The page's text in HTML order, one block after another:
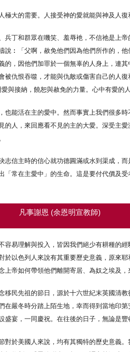
極大的需要。人接受神的愛就能與神及人
兵丁和群眾在嘰笑、羞辱衪，不信祂是上
說︰「父啊，赦免他們因為他們所作的，
的，因他們加罪於一個無辜的人身上，連
被仇恨吞噬，才能與仇敵或傷害自己的人
與接納，饒恕與赦免的力量。心中有愛
也能活在主的愛中。然而事實上我們很多
的人，來回應看不見的主的大愛。深受主
志信主時的信心就功德圓滿或水到渠成，
「常在主愛中」的生命。這是要付代價及
凡事謝恩 (余恩明宣教師)
容易理解與投入，皆因我們絕少有耕種的
於以色列人來說有其重要歷史意義，原來
上帝如何帶領他們離開寄居、為奴之埃及
移民先祖的節日，源於十六世紀末英國清
在嚴冬時分踏上陌生地，幸而得到當地印
盛宴，一同慶祝。在往後的日子，無論是
對於美國人來說，均有其獨特的歷史意義